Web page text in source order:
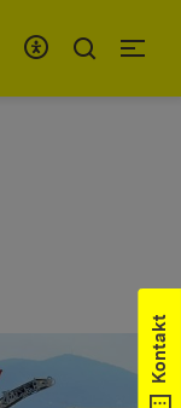
Kontakt